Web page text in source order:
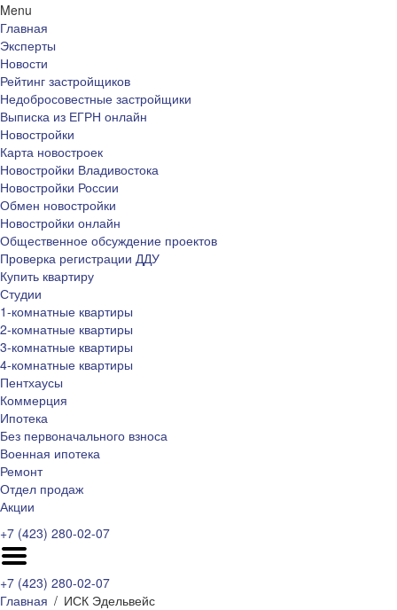
Menu
Главная
Эксперты
Новости
Рейтинг застройщиков
Недобросовестные застройщики
Выписка из ЕГРН онлайн
Новостройки
Карта новостроек
Новостройки Владивостока
Новостройки России
Обмен новостройки
Новостройки онлайн
Общественное обсуждение проектов
Проверка регистрации ДДУ
Купить квартиру
Студии
1-комнатные квартиры
2-комнатные квартиры
3-комнатные квартиры
4-комнатные квартиры
Пентхаусы
Коммерция
Ипотека
Без первоначального взноса
Военная ипотека
Ремонт
Отдел продаж
Акции
+7 (423) 280-02-07
+7 (423) 280-02-07
Главная
ИСК Эдельвейс